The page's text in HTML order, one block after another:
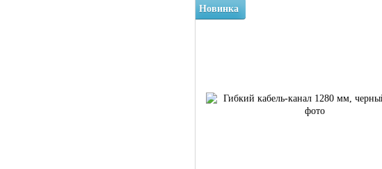
Новинка